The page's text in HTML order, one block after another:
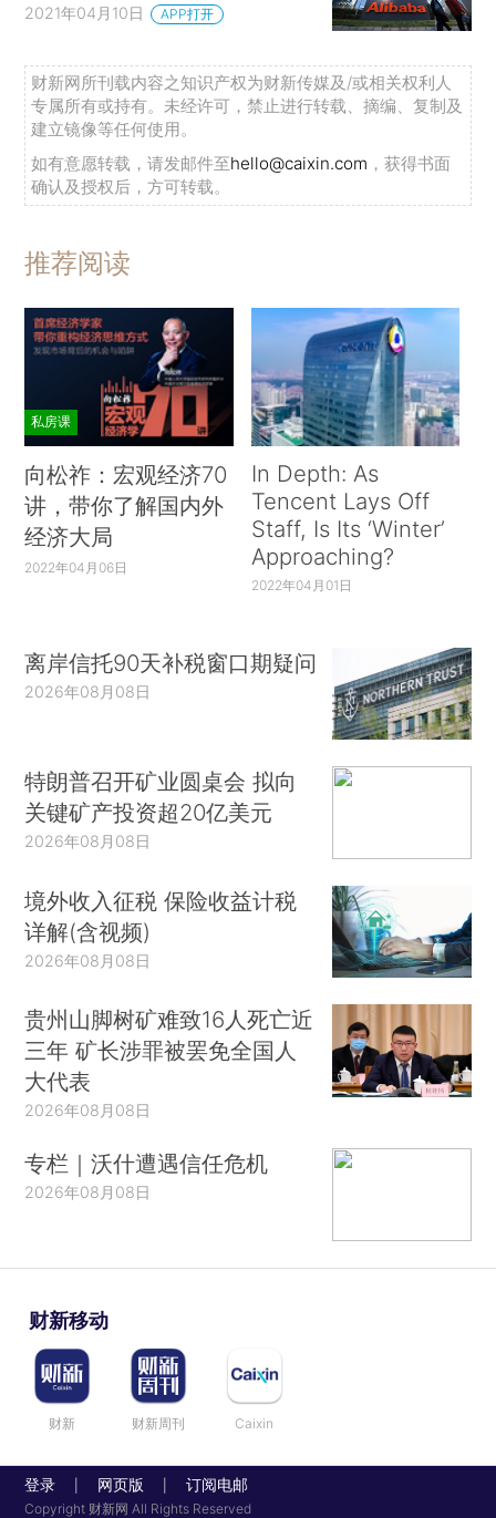
2021年04月10日 APP打开
财新网所刊载内容之知识产权为财新传媒及/或相关权利人
专属所有或持有。未经许可，禁止进行转载、摘编、复制及
建立镜像等任何使用。
如有意愿转载，请发邮件至hello@caixin.com ，获得书面
确认及授权后，方可转载。
推荐阅读
私房课
向松祚：宏观经济70
讲，带你了解国内外
经济大局
2022年04月06日
In Depth: As
Tencent Lays Off
Staff, Is Its ‘Winter’
Approaching?
2022年04月01日
离岸信托90天补税窗口期疑问
2026年08月08日
特朗普召开矿业圆桌会 拟向
关键矿产投资超20亿美元
2026年08月08日
境外收入征税 保险收益计税
详解(含视频)
2026年08月08日
贵州山脚树矿难致16人死亡近
三年 矿长涉罪被罢免全国人
大代表
2026年08月08日
专栏｜沃什遭遇信任危机
2026年08月08日
财新移动
财新 财新周刊 Caixin
登录 网页版 订阅电邮
Copyright 财新网 All Rights Reserved